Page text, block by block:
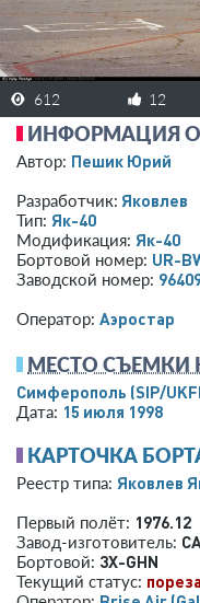
612 12
ИНФОРМАЦИЯ
Автор: Пешик Юрий
Разработчик: Яковлев
Тип: Як-40
Модификация: Як-40
Бортовой номер: UR-
Заводской номер:
Оператор: Аэростар
МЕСТО СЪЕМКИ
Симферополь (SIP/
Дата: 15 июля 1998
КАРТОЧКА
Реестр типа: Яковлев
Первый полёт: 1976.12
Завод-изготовитель:
Бортовой: 3X-GHN
Текущий статус: